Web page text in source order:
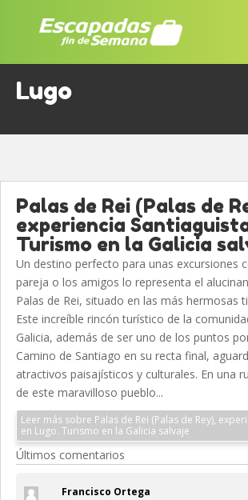
Lugo
Palas de Rei (Palas de
experiencia
Turismo en la Galicia
Un destino perfecto para unas excursiones
pareja o los amigos lo representa el
Palas de Rei, situado en las más hermosas
Este increíble rincón turístico de la
Galicia, además de ser uno de los puntos
Camino de Santiago en su recta final,
atractivos paisajísticos y culturales. En una
de este maravilloso pueblo...
Leer más sobre Palas de Rei (Palas de Rey),
en Lugo. Turismo en la Galicia salvaje
Últimos comentarios
Francisco Ortega